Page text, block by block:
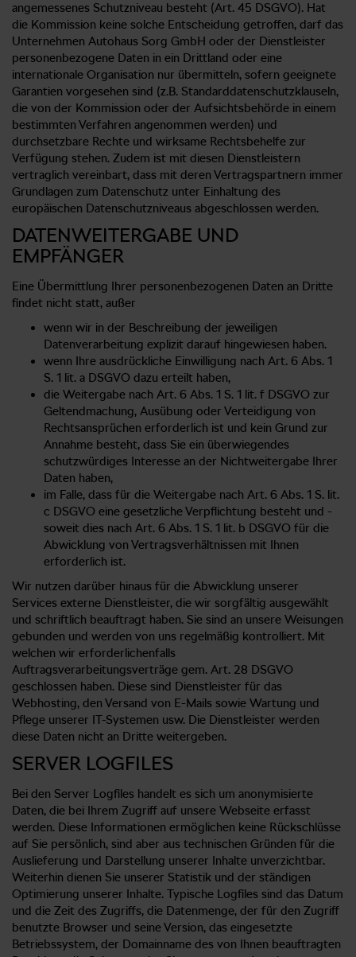
angemessenes Schutzniveau besteht (Art. 45 DSGVO). Hat
die Kommission keine solche Entscheidung getroffen, darf das
Unternehmen Autohaus Sorg GmbH oder der Dienstleister
personenbezogene Daten in ein Drittland oder eine
internationale Organisation nur übermitteln, sofern geeignete
Garantien vorgesehen sind (z.B. Standarddatenschutzklauseln,
die von der Kommission oder der Aufsichtsbehörde in einem
bestimmten Verfahren angenommen werden) und
durchsetzbare Rechte und wirksame Rechtsbehelfe zur
Verfügung stehen. Zudem ist mit diesen Dienstleistern
vertraglich vereinbart, dass mit deren Vertragspartnern immer
Grundlagen zum Datenschutz unter Einhaltung des
europäischen Datenschutzniveaus abgeschlossen werden.
DATENWEITERGABE UND
EMPFÄNGER
Eine Übermittlung Ihrer personenbezogenen Daten an Dritte
findet nicht statt, außer
wenn wir in der Beschreibung der jeweiligen
Datenverarbeitung explizit darauf hingewiesen haben.
wenn Ihre ausdrückliche Einwilligung nach Art. 6 Abs. 1
S. 1 lit. a DSGVO dazu erteilt haben,
die Weitergabe nach Art. 6 Abs. 1 S. 1 lit. f DSGVO zur
Geltendmachung, Ausübung oder Verteidigung von
Rechtsansprüchen erforderlich ist und kein Grund zur
Annahme besteht, dass Sie ein überwiegendes
schutzwürdiges Interesse an der Nichtweitergabe Ihrer
Daten haben,
im Falle, dass für die Weitergabe nach Art. 6 Abs. 1 S. lit.
c DSGVO eine gesetzliche Verpflichtung besteht und -
soweit dies nach Art. 6 Abs. 1 S. 1 lit. b DSGVO für die
Abwicklung von Vertragsverhältnissen mit Ihnen
erforderlich ist.
Wir nutzen darüber hinaus für die Abwicklung unserer
Services externe Dienstleister, die wir sorgfältig ausgewählt
und schriftlich beauftragt haben. Sie sind an unsere Weisungen
gebunden und werden von uns regelmäßig kontrolliert. Mit
welchen wir erforderlichenfalls
Auftragsverarbeitungsverträge gem. Art. 28 DSGVO
geschlossen haben. Diese sind Dienstleister für das
Webhosting, den Versand von E-Mails sowie Wartung und
Pflege unserer IT-Systemen usw. Die Dienstleister werden
diese Daten nicht an Dritte weitergeben.
SERVER LOGFILES
Bei den Server Logfiles handelt es sich um anonymisierte
Daten, die bei Ihrem Zugriff auf unsere Webseite erfasst
werden. Diese Informationen ermöglichen keine Rückschlüsse
auf Sie persönlich, sind aber aus technischen Gründen für die
Auslieferung und Darstellung unserer Inhalte unverzichtbar.
Weiterhin dienen Sie unserer Statistik und der ständigen
Optimierung unserer Inhalte. Typische Logfiles sind das Datum
und die Zeit des Zugriffs, die Datenmenge, der für den Zugriff
benutzte Browser und seine Version, das eingesetzte
Betriebssystem, der Domainname des von Ihnen beauftragten